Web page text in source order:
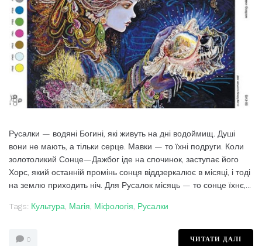
Русалки — водяні Богині, які живуть на дні водоймищ. Душі
вони не мають, а тільки серце. Мавки — то їхні подруги. Коли
золотоликий Сонце—Дажбог іде на спочинок, заступає його
Хорс, який останній промінь сонця віддзеркалює в місяці, і тоді
на землю приходить ніч. Для Русалок місяць — то сонце їхнє,...
Tags: Культура, Магія, Міфологія, Русалки
0 ЧИТАТИ ДАЛІ